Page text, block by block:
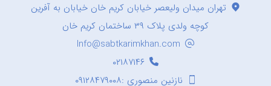
تهران میدان ولیعصر خیابان کریم خان خیابان به آفرین
کوچه ولدی پلاک ۳۹ ساختمان کریم خان
Info@sabtkarimkhan.com
۰۲۱۸۷۱۴۶
نازنین منصوری :۰۹۱۲۸۴۷۹۰۰۸